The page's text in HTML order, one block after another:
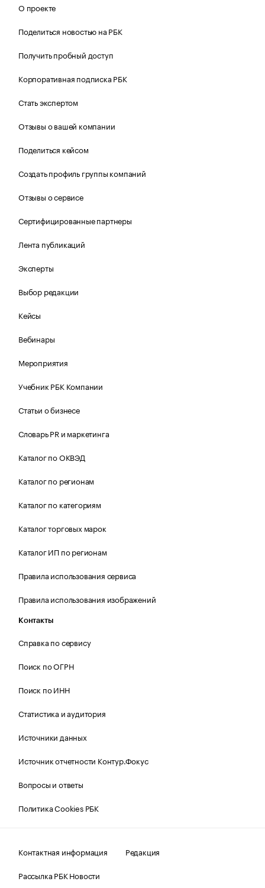
О проекте
Поделиться новостью на РБК
Получить пробный доступ
Корпоративная подписка РБК
Стать экспертом
Отзывы о вашей компании
Поделиться кейсом
Создать профиль группы компаний
Отзывы о сервисе
Сертифицированные партнеры
Лента публикаций
Эксперты
Выбор редакции
Кейсы
Вебинары
Мероприятия
Учебник РБК Компании
Статьи о бизнесе
Словарь PR и маркетинга
Каталог по ОКВЭД
Каталог по регионам
Каталог по категориям
Каталог торговых марок
Каталог ИП по регионам
Правила использования сервиса
Правила использования изображений
Контакты
Справка по сервису
Поиск по ОГРН
Поиск по ИНН
Статистика и аудитория
Источники данных
Источник отчетности Контур.Фокус
Вопросы и ответы
Политика Cookies РБК
Контактная информация
Редакция
Рассылка РБК Новости